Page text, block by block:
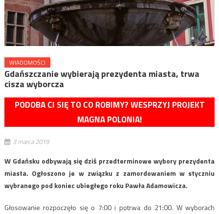
WIADOMOŚCI
Gdańszczanie wybierają prezydenta miasta, trwa
cisza wyborcza
PODOBA CI SIĘ TO CO ROBIMY? WESPRZYJ PROJEKT
MAGNA POLONIA!
3 marca 2019
W Gdańsku odbywają się dziś przedterminowe wybory prezydenta
miasta. Ogłoszono je w związku z zamordowaniem w styczniu
wybranego pod koniec ubiegłego roku Pawła Adamowicza.
Głosowanie rozpoczęło się o 7:00 i potrwa do 21:00. W wyborach